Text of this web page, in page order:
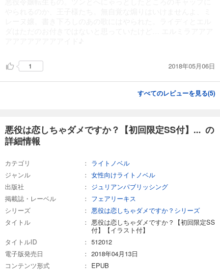
1 2018年05月06日
すべてのレビューを見る(5)
悪役は恋しちゃダメですか？【初回限定SS付】... の
詳細情報
カテゴリ
ライトノベル
ジャンル
女性向けライトノベル
出版社
ジュリアンパブリッシング
掲載誌・レーベル
フェアリーキス
シリーズ
悪役は恋しちゃダメですか？シリーズ
タイトル
悪役は恋しちゃダメですか？【初回限定SS
付】【イラスト付】
タイトルID
512012
電子版発売日
2018年04月13日
コンテンツ形式
EPUB